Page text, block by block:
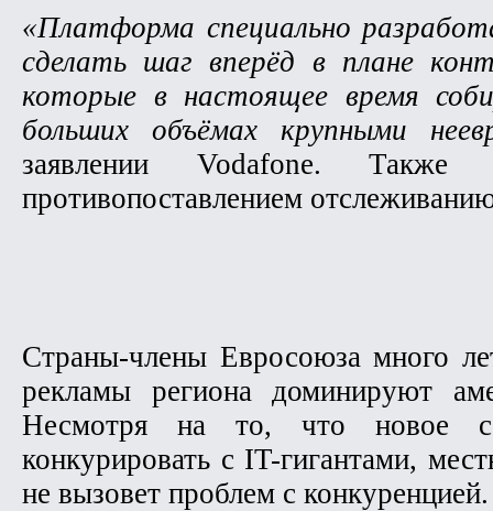
«Платформа специально
сделать шаг вперёд в плане
которые в настоящее время
больших объёмах крупными
заявлении Vodafone. Также
противопоставлением
Страны-члены Евросоюза много
рекламы региона доминируют
Несмотря на то, что новое
конкурировать с IT-гигантами,
не вызовет проблем с конкуренцией.